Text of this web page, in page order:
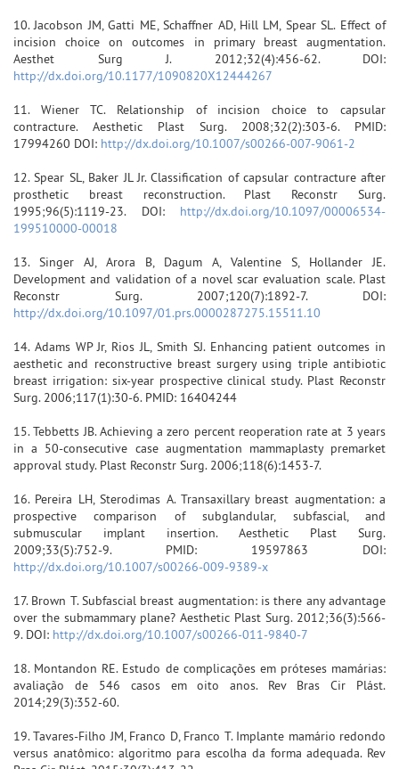
10. Jacobson JM, Gatti ME, Schaffner AD, Hill LM, Spear SL. Effect of
incision choice on outcomes in primary breast augmentation.
Aesthet Surg J. 2012;32(4):456-62. DOI:
http://dx.doi.org/10.1177/1090820X12444267
11. Wiener TC. Relationship of incision choice to capsular
contracture. Aesthetic Plast Surg. 2008;32(2):303-6. PMID:
17994260 DOI: http://dx.doi.org/10.1007/s00266-007-9061-2
12. Spear SL, Baker JL Jr. Classification of capsular contracture after
prosthetic breast reconstruction. Plast Reconstr Surg.
1995;96(5):1119-23. DOI: http://dx.doi.org/10.1097/00006534-
199510000-00018
13. Singer AJ, Arora B, Dagum A, Valentine S, Hollander JE.
Development and validation of a novel scar evaluation scale. Plast
Reconstr Surg. 2007;120(7):1892-7. DOI:
http://dx.doi.org/10.1097/01.prs.0000287275.15511.10
14. Adams WP Jr, Rios JL, Smith SJ. Enhancing patient outcomes in
aesthetic and reconstructive breast surgery using triple antibiotic
breast irrigation: six-year prospective clinical study. Plast Reconstr
Surg. 2006;117(1):30-6. PMID: 16404244
15. Tebbetts JB. Achieving a zero percent reoperation rate at 3 years
in a 50-consecutive case augmentation mammaplasty premarket
approval study. Plast Reconstr Surg. 2006;118(6):1453-7.
16. Pereira LH, Sterodimas A. Transaxillary breast augmentation: a
prospective comparison of subglandular, subfascial, and
submuscular implant insertion. Aesthetic Plast Surg.
2009;33(5):752-9. PMID: 19597863 DOI:
http://dx.doi.org/10.1007/s00266-009-9389-x
17. Brown T. Subfascial breast augmentation: is there any advantage
over the submammary plane? Aesthetic Plast Surg. 2012;36(3):566-
9. DOI: http://dx.doi.org/10.1007/s00266-011-9840-7
18. Montandon RE. Estudo de complicações em próteses mamárias:
avaliação de 546 casos em oito anos. Rev Bras Cir Plást.
2014;29(3):352-60.
19. Tavares-Filho JM, Franco D, Franco T. Implante mamário redondo
versus anatômico: algoritmo para escolha da forma adequada. Rev